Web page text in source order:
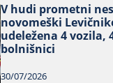
V hudi prometni
novomeški
udeležena 4 vozila,
bolnišnici
30/07/2026